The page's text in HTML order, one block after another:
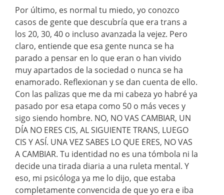
Por último, es normal tu miedo, yo conozco
casos de gente que descubría que era trans a
los 20, 30, 40 o incluso avanzada la vejez. Pero
claro, entiende que esa gente nunca se ha
parado a pensar en lo que eran o han vivido
muy apartados de la sociedad o nunca se ha
enamorado. Reflexionan y se dan cuenta de ello.
Con las palizas que me da mi cabeza yo habré ya
pasado por esa etapa como 50 o más veces y
sigo siendo hombre. NO, NO VAS CAMBIAR, UN
DÍA NO ERES CIS, AL SIGUIENTE TRANS, LUEGO
CIS Y ASÍ. UNA VEZ SABES LO QUE ERES, NO VAS
A CAMBIAR. Tu identidad no es una tómbola ni la
decide una tirada diaria a una ruleta mental. Y
eso, mi psicóloga ya me lo dijo, que estaba
completamente convencida de que yo era e iba